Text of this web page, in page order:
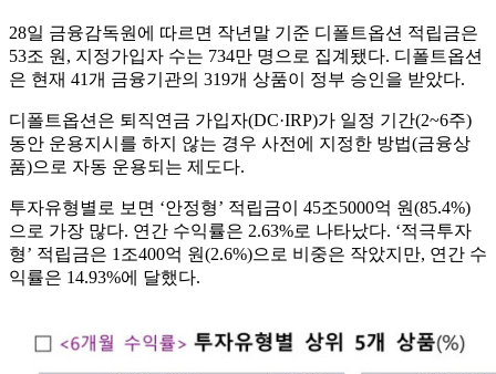
28일 금융감독원에 따르면 작년말 기준 디폴트옵션 적립금은
53조 원, 지정가입자 수는 734만 명으로 집계됐다. 디폴트옵션
은 현재 41개 금융기관의 319개 상품이 정부 승인을 받았다.
디폴트옵션은 퇴직연금 가입자(DC·IRP)가 일정 기간(2~6주)
동안 운용지시를 하지 않는 경우 사전에 지정한 방법(금융상
품)으로 자동 운용되는 제도다.
투자유형별로 보면 ‘안정형’ 적립금이 45조5000억 원(85.4%)
으로 가장 많다. 연간 수익률은 2.63%로 나타났다. ‘적극투자
형’ 적립금은 1조400억 원(2.6%)으로 비중은 작았지만, 연간 수
익률은 14.93%에 달했다.